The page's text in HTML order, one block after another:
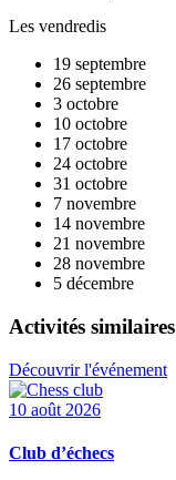
Les vendredis
19 septembre
26 septembre
3 octobre
10 octobre
17 octobre
24 octobre
31 octobre
7 novembre
14 novembre
21 novembre
28 novembre
5 décembre
Activités similaires
Découvrir l'événement
10 août 2026
Club d’échecs